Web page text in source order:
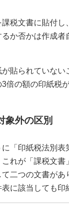
税文書に貼付
か否かは作成者
貼られていな
倍の額の印紙税
象外の区別
「印紙税法別
れが「課税文書
二つの文書が
に該当しても印